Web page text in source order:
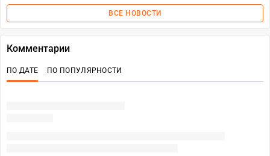
ВСЕ НОВОСТИ
Комментарии
ПО ДАТЕ ПО ПОПУЛЯРНОСТИ